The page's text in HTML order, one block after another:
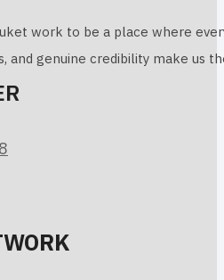
work to be a place where
and genuine credibility make us